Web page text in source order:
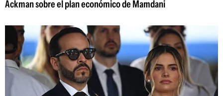
Ackman sobre el plan económico de Mamdani